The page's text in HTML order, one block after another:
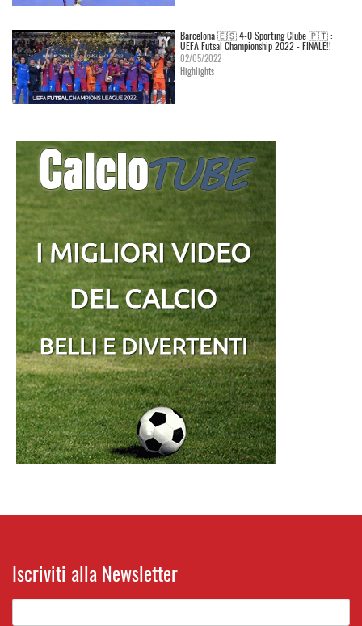
Barcelona 🇪🇸 4-0 Sporting Clube 🇵🇹 :
UEFA Futsal Championship 2022 - FINALE!!
02/05/2022
Highlights
Iscriviti alla Newsletter